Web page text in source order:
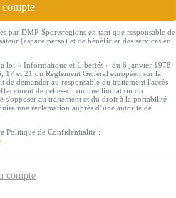
par DMP-Sportsregions en tant que responsable de
(espace perso) et de bénéficier des services en
loi « Informatique et Libertés » du 6 janvier 1978
et 21 du Règlement Général européen sur la
demander au responsable du traitement l'accès
de celles-ci, ou une limitation du
s'opposer au traitement et du droit à la portabilité
une réclamation auprès d’une autorité de
Politique de Confidentialité :
compte